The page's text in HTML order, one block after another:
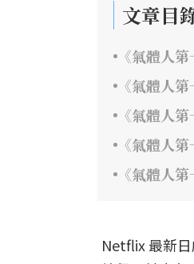
文章目
《氣體人
《氣體人
《氣體人
《氣體人
《氣體人
Netflix 最新